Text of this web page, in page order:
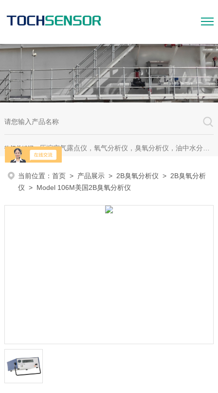
热门关键词：压缩空气露点仪，氧气分析仪，臭氧分析仪，油中水分析仪，超声波测漏仪。
当前位置：首页 > 产品展示 > 2B臭氧分析仪 > 2B臭氧分析
仪 > Model 106M美国2B臭氧分析仪